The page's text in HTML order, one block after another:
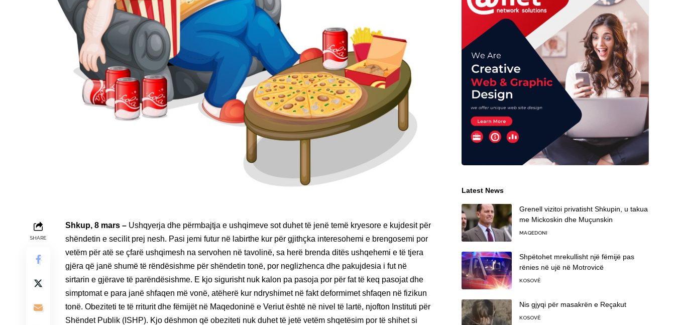
SHARE
Shkup, 8 mars – Ushqyerja dhe përmbajtja e ushqimeve sot duhet të jenë temë kryesore e kujdesit për
shëndetin e secilit prej nesh. Pasi jemi futur në labirthe kur për gjithçka interesohemi e brengosemi por
vetëm për atë se çfarë ushqimesh na servohen në tavolinë, sa herë brenda ditës ushqehemi e të tjera
gjëra që janë shumë të rëndësishme për shëndetin tonë, por neglizhenca dhe pakujdesia i fut në
sirtarin e gjërave të parëndësishme. E kjo sigurisht nuk kalon pa pasoja por për fat të keq pasojat dhe
simptomat e para janë shfaqen më vonë, atëherë kur ndryshimet në fakt deformimet shfaqen në fizikun
tonë. Obeziteti te të rriturit dhe fëmijët në Maqedoninë e Veriut është në nivel të lartë, njofton Instituti për
Shëndet Publik (ISHP). Kjo dëshmon që obeziteti nuk duhet të jetë vetëm shqetësim por të shihet si
Latest News
Grenell vizitoi privatisht Shkupin, u takua
me Mickoskin dhe Muçunskin
MAQEDONI
Shpëtohet mrekullisht një fëmijë pas
rënies në ujë në Motrovicë
KOSOVË
Nis gjyqi për masakrën e Reçakut
KOSOVË